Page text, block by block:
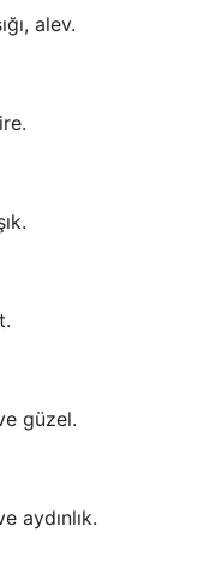
alev.
güzel.
aydınlık.